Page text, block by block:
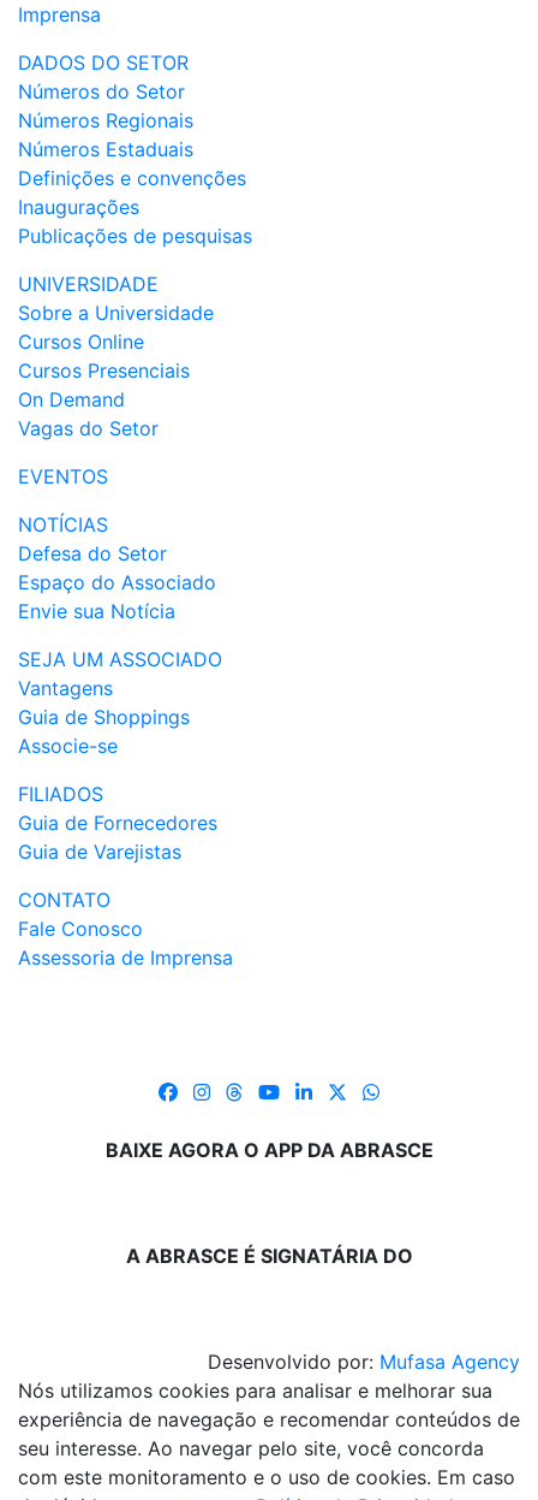
Imprensa
DADOS DO SETOR
Números do Setor
Números Regionais
Números Estaduais
Definições e convenções
Inaugurações
Publicações de pesquisas
UNIVERSIDADE
Sobre a Universidade
Cursos Online
Cursos Presenciais
On Demand
Vagas do Setor
EVENTOS
NOTÍCIAS
Defesa do Setor
Espaço do Associado
Envie sua Notícia
SEJA UM ASSOCIADO
Vantagens
Guia de Shoppings
Associe-se
FILIADOS
Guia de Fornecedores
Guia de Varejistas
CONTATO
Fale Conosco
Assessoria de Imprensa
BAIXE AGORA O APP DA ABRASCE
A ABRASCE É SIGNATÁRIA DO
Desenvolvido por: Mufasa Agency
Nós utilizamos cookies para analisar e melhorar sua
experiência de navegação e recomendar conteúdos de
seu interesse. Ao navegar pelo site, você concorda
com este monitoramento e o uso de cookies. Em caso